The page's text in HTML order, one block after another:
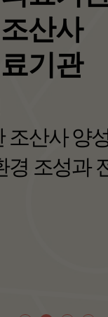
병원>
책임지는
료체계 구